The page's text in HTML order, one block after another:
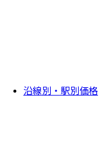
沿線別・駅別価格